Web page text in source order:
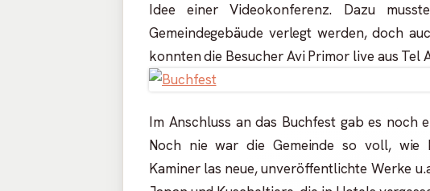
Idee einer Videokonferenz. Dazu
Gemeindegebäude verlegt werden, doch
konnten die Besucher Avi Primor live aus Tel
Im Anschluss an das Buchfest gab es noch
Noch nie war die Gemeinde so voll, wie
Kaminer las neue, unveröffentlichte Werke